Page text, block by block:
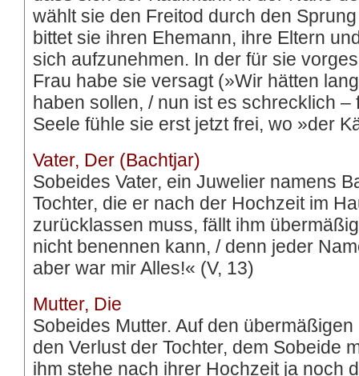
wählt sie den Freitod durch den
bittet sie ihren Ehemann, ihre Eltern
sich aufzunehmen. In der für sie
Frau habe sie versagt (»Wir hätten
haben sollen, / nun ist es schrecklich –
Seele fühle sie erst jetzt frei, wo »der
Vater, Der (Bachtjar)
Sobeides Vater, ein Juwelier namens
Tochter, die er nach der Hochzeit im
zurücklassen muss, fällt ihm
nicht benennen kann, / denn jeder
aber war mir Alles!« (V, 13)
Mutter, Die
Sobeides Mutter. Auf den
den Verlust der Tochter, dem Sobeide
ihm stehe nach ihrer Hochzeit ja noch